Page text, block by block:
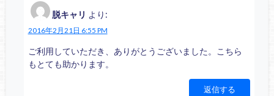
脱キャリ より:
2016年2月21日 6:55 PM
ご利用していただき、ありがとうございました。こちら
もとても助かります。
返信する